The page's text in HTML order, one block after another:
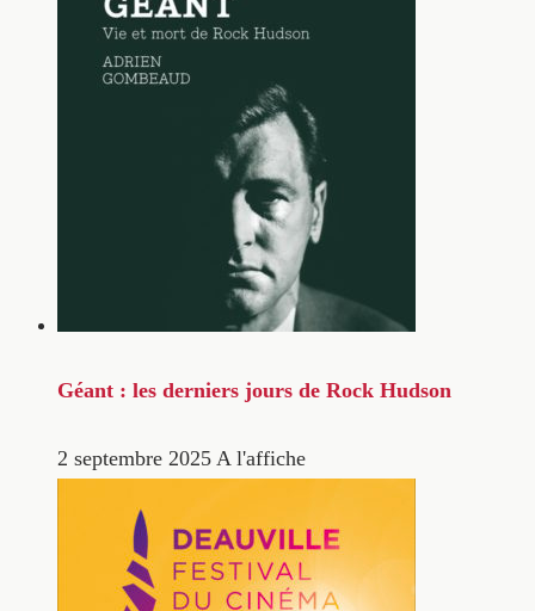
Géant : les derniers jours de Rock Hudson
2 septembre 2025 A l'affiche